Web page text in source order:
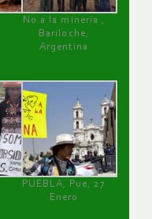
No a la minería ,
Bariloche,
Argentina
PUEBLA, Pue, 27
Enero